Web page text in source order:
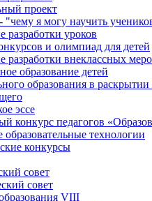
проект
я могу научить
разработки уроков
и олимпиад для детей
разработки внеклассных
образование детей
образования в раскрытии
эссе
конкурс педагогов
технологии
конкурсы
совет
совет
VIII